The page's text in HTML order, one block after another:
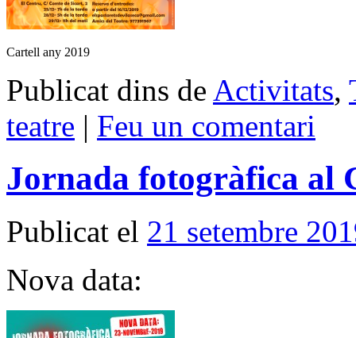
Cartell any 2019
Publicat dins de Activitats,
teatre | Feu un comentari
Jornada fotogràfica al
Publicat el 21 setembre
Nova data: